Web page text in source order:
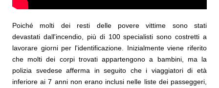
Poiché molti dei resti delle povere vittime sono stati
devastati dall'incendio, più di 100 specialisti sono costretti a
lavorare giorni per l'identificazione. Inizialmente viene riferito
che molti dei corpi trovati appartengono a bambini, ma la
polizia svedese afferma in seguito che i viaggiatori di età
inferiore ai 7 anni non erano inclusi nelle liste dei passeggeri,